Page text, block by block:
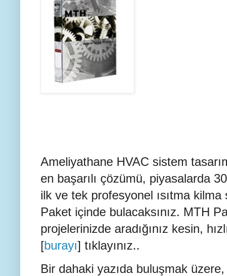
Ameliyathane HVAC sistem
en başarılı çözümü, piyasalarda
ilk ve tek profesyonel ısıtma kilma
Paket içinde bulacaksınız. MTH
projelerinizde aradığınız kesin,
[burayı] tıklayınız..
Bir dahaki yazıda buluşmak üzere,